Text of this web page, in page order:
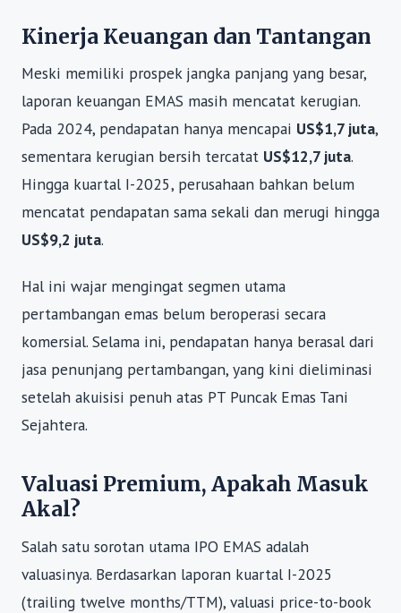
Kinerja Keuangan dan Tantangan
Meski memiliki prospek jangka panjang yang besar,
laporan keuangan EMAS masih mencatat kerugian.
Pada 2024, pendapatan hanya mencapai US$1,7 juta,
sementara kerugian bersih tercatat US$12,7 juta.
Hingga kuartal I-2025, perusahaan bahkan belum
mencatat pendapatan sama sekali dan merugi hingga
US$9,2 juta.
Hal ini wajar mengingat segmen utama
pertambangan emas belum beroperasi secara
komersial. Selama ini, pendapatan hanya berasal dari
jasa penunjang pertambangan, yang kini dieliminasi
setelah akuisisi penuh atas PT Puncak Emas Tani
Sejahtera.
Valuasi Premium, Apakah Masuk
Akal?
Salah satu sorotan utama IPO EMAS adalah
valuasinya. Berdasarkan laporan kuartal I-2025
(trailing twelve months/TTM), valuasi price-to-book